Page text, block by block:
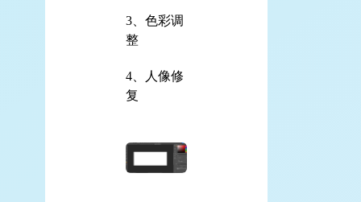
3、色彩调
整
4、人像修
复